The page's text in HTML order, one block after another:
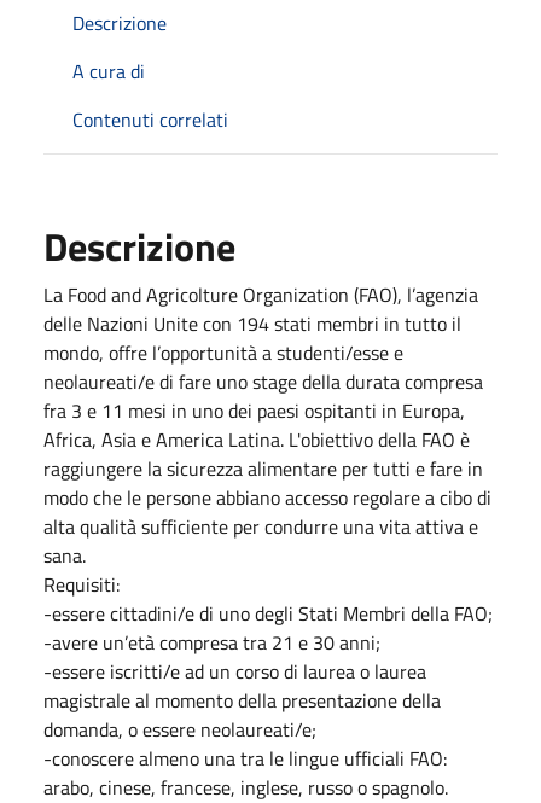
Descrizione
A cura di
Contenuti correlati
Descrizione
La Food and Agricolture Organization (FAO), l’agenzia
delle Nazioni Unite con 194 stati membri in tutto il
mondo, offre l’opportunità a studenti/esse e
neolaureati/e di fare uno stage della durata compresa
fra 3 e 11 mesi in uno dei paesi ospitanti in Europa,
Africa, Asia e America Latina. L'obiettivo della FAO è
raggiungere la sicurezza alimentare per tutti e fare in
modo che le persone abbiano accesso regolare a cibo di
alta qualità sufficiente per condurre una vita attiva e
sana.
Requisiti:
-essere cittadini/e di uno degli Stati Membri della FAO;
-avere un’età compresa tra 21 e 30 anni;
-essere iscritti/e ad un corso di laurea o laurea
magistrale al momento della presentazione della
domanda, o essere neolaureati/e;
-conoscere almeno una tra le lingue ufficiali FAO:
arabo, cinese, francese, inglese, russo o spagnolo.